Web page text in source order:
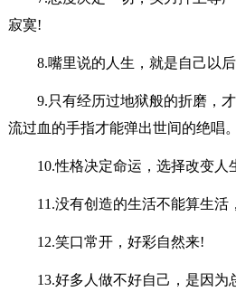
寂寞!
8.嘴里说的人生，就是自己以后
9.只有经历过地狱般的折磨，
流过血的手指才能弹出世间的绝唱。
10.性格决定命运，选择改变人
11.没有创造的生活不能算生活
12.笑口常开，好彩自然来!
13.好多人做不好自己，是因为